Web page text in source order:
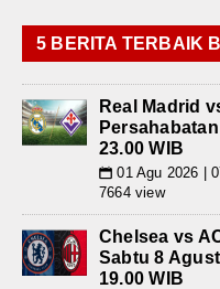
5 BERITA TERBAIK
Real Madrid
23.00 WIB
📅 01 Agu 2026 |
7664 view
Chelsea vs
Sabtu 8
19.00 WIB